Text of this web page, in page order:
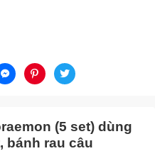
(5 set) dùng
bánh rau câu